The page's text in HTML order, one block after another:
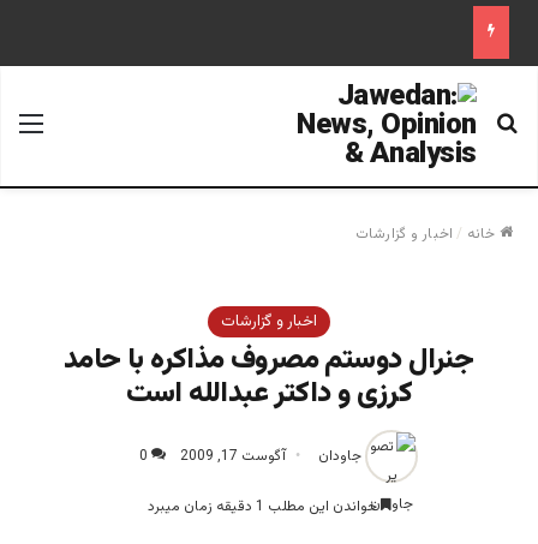
جستجو برای
خانه / اخبار و گزارشات
اخبار و گزارشات
جنرال دوستم مصروف مذاکره با حامد
کرزی و داکتر عبدالله است
جاودان آگوست 17, 2009 0
خواندن این مطلب 1 دقیقه زمان میبرد